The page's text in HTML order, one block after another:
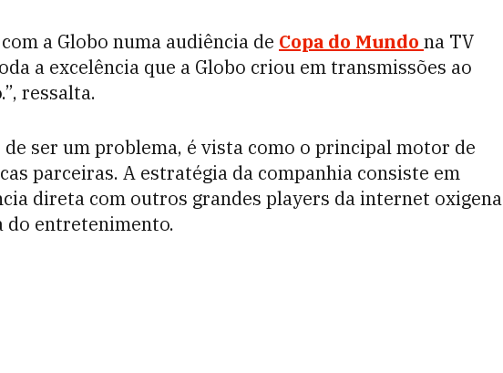
a Globo numa audiência de Copa do Mundo na TV
a excelência que a Globo criou em transmissões ao
ressalta.
de ser um problema, é vista como o principal motor de
parceiras. A estratégia da companhia consiste em
direta com outros grandes players da internet oxigena
do entretenimento.